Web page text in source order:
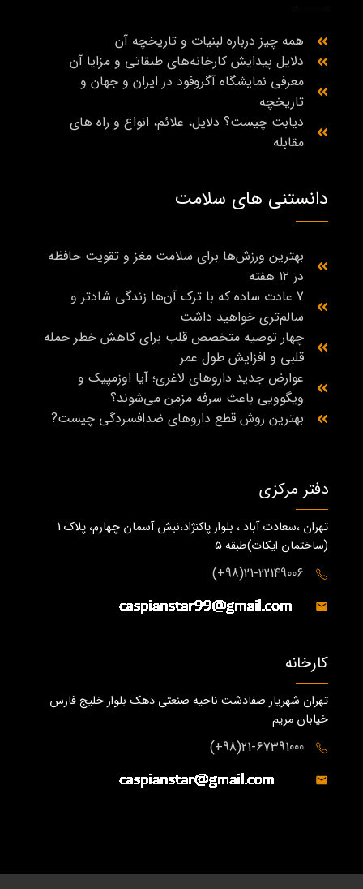
همه چیز درباره لبنیات و تاریخچه آن
دلایل پیدایش کارخانه‌های طبقاتی و مزایا آن
معرفی نمایشگاه آگروفود در ایران و جهان و
تاریخچه
دیابت چیست؟ دلایل، علائم، انواع و راه‌ های
مقابله
دانستنی های سلامت
بهترین ورزش‌ها برای سلامت مغز و تقویت حافظه
در ۱۲ هفته
7 عادت ساده که با ترک آن‌ها زندگی شادتر و
سالم‌تری خواهید داشت
چهار توصیه متخصص قلب برای کاهش خطر حمله
قلبی و افزایش طول عمر
عوارض جدید داروهای لاغری؛ آیا اوزمپیک و
ویگوویی باعث سرفه مزمن می‌شوند؟
بهترین روش قطع داروهای ضدافسردگی چیست?
دفتر مرکزی
تهران ،سعادت آباد ، بلوار پاکنژاد،نبش آسمان چهارم، پلاک 1
(ساختمان ايكات)طبقه ٥
21-22149006(98+)
کارخانه
تهران شهریار صفادشت ناحیه صنعتی دهک بلوار خلیج فارس
خیابان مریم
21-67391000(98+)